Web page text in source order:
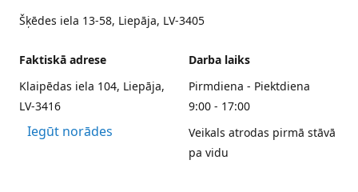
Šķēdes iela 13-58, Liepāja, LV-3405
Faktiskā adrese
Klaipēdas iela 104, Liepāja,
LV-3416
Iegūt norādes
Darba laiks
Pirmdiena - Piektdiena
9:00 - 17:00
Veikals atrodas pirmā stāvā
pa vidu